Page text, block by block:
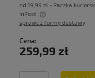
od 19,99 zł - Paczka
InPost
Cena nie zawiera
sprawdź formy dostawy
Cena:
259,99 zł